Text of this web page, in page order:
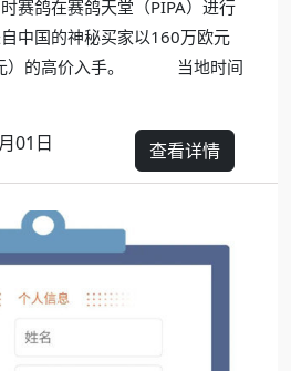
赛鸽在赛鸽天堂（PIPA）进行
中国的神秘买家以160万欧元
元）的高价入手。 当地时间
01日 查看详情